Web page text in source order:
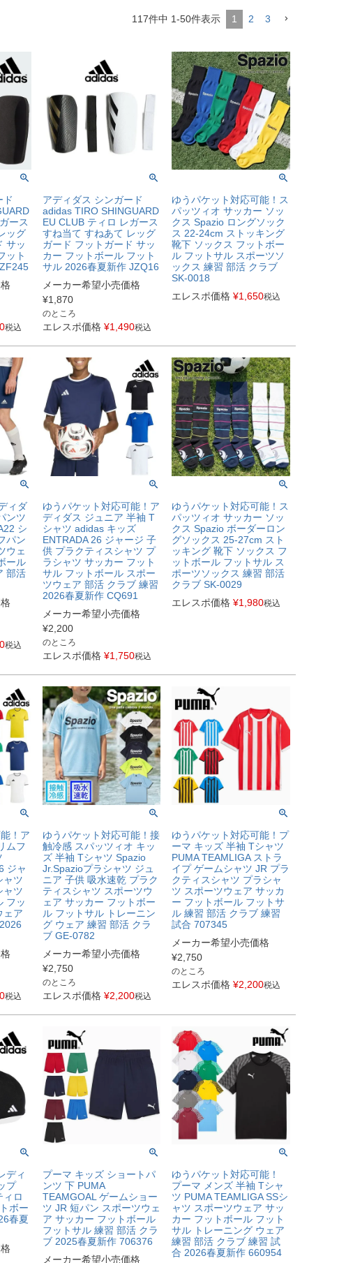
117件中 1-50件表示 1 2 3
ド
ース
ッグ
サッ
ット
税込
アディダス シンガード
adidas TIRO SHINGUARD
EU CLUB ティロ レガース
すね当て すねあて レッグ
ガード フットガード サッ
カー フットボール フット
サル 2026春夏新作 JZQ16
メーカー希望小売価格
¥1,870
のところ
エレスポ価格 ¥1,490税込
ゆうパケット対応可能！ス
パッツィオ サッカー ソッ
クス Spazio ロングソック
ス 22-24cm ストッキング
靴下 ソックス フットボー
ル フットサル スポーツソ
ックス 練習 部活 クラブ
SK-0018
エレスポ価格 ¥1,650税込
ィダ
ンツ
シ
パン
ウェ
ール
部活
税込
ゆうパケット対応可能！ア
ディダス ジュニア 半袖 T
シャツ adidas キッズ
ENTRADA 26 ジャージ 子
供 プラクティスシャツ プ
ラシャツ サッカー フット
サル フットボール スポー
ツウェア 部活 クラブ 練習
2026春夏新作 CQ691
メーカー希望小売価格
¥2,200
のところ
エレスポ価格 ¥1,750税込
ゆうパケット対応可能！ス
パッツィオ サッカー ソッ
クス Spazio ボーダーロン
グソックス 25-27cm スト
ッキング 靴下 ソックス フ
ットボール フットサル ス
ポーツソックス 練習 部活
クラブ SK-0029
エレスポ価格 ¥1,980税込
！ア
ムフ
ジャ
ャツ
ャツ
フッ
ェア
税込
ゆうパケット対応可能！接
触冷感 スパッツィオ キッ
ズ 半袖 Tシャツ Spazio
Jr.Spazioプラシャツ ジュ
ニア 子供 吸水速乾 プラク
ティスシャツ スポーツウ
ェア サッカー フットボー
ル フットサル トレーニン
グ ウェア 練習 部活 クラ
ブ GE-0782
メーカー希望小売価格
¥2,750
のところ
エレスポ価格 ¥2,200税込
ゆうパケット対応可能！プ
ーマ キッズ 半袖 Tシャツ
PUMA TEAMLIGA ストラ
イプ ゲームシャツ JR プラ
クティスシャツ プラシャ
ツ スポーツウェア サッカ
ー フットボール フットサ
ル 練習 部活 クラブ 練習
試合 707345
メーカー希望小売価格
¥2,750
のところ
エレスポ価格 ¥2,200税込
ディ
プ
ィロ
ボー
春夏
プーマ キッズ ショートパ
ンツ 下 PUMA
TEAMGOAL ゲームショー
ツ JR 短パン スポーツウェ
ア サッカー フットボール
フットサル 練習 部活 クラ
ブ 2025春夏新作 706376
メーカー希望小売価格
ゆうパケット対応可能！
プーマ メンズ 半袖 Tシャ
ツ PUMA TEAMLIGA SSシ
ャツ スポーツウェア サッ
カー フットボール フット
サル トレーニング ウェア
練習 部活 クラブ 練習 試
合 2026春夏新作 660954